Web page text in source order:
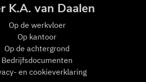
K.A. van Daalen
Op de werkvloer
Op kantoor
Op de achtergrond
Bedrijfsdocumenten
en cookieverklaring